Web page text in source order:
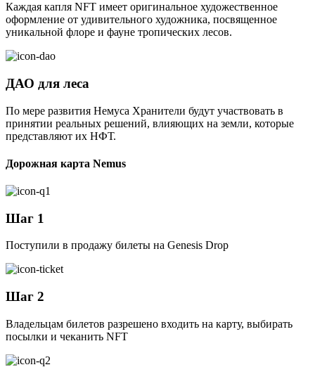
Каждая капля NFT имеет оригинальное художественное
оформление от удивительного художника, посвященное
уникальной флоре и фауне тропических лесов.
ДАО для леса
По мере развития Немуса Хранители будут участвовать в
принятии реальных решений, влияющих на земли, которые
представляют их НФТ.
Дорожная карта Nemus
Шаг 1
Поступили в продажу билеты на Genesis Drop
Шаг 2
Владельцам билетов разрешено входить на карту, выбирать
посылки и чеканить NFT